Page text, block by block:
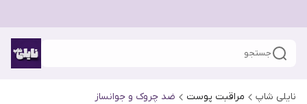
جستجو
نایلی شاپ مراقبت پوست ضد چروک و جوانساز